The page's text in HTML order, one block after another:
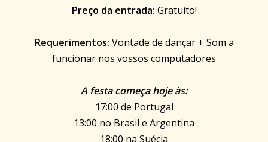
Preço da entrada: Gratuito!
Requerimentos: Vontade de dançar + Som a
funcionar nos vossos computadores
A festa começa hoje às:
17:00 de Portugal
13:00 no Brasil e Argentina
18:00 na Suécia